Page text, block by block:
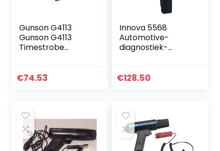
Gunson G4113
Gunson G4113
Timestrobe
klemmen
€74.53
Innova 5568
Automotive-
diagnostiek-
€128.50